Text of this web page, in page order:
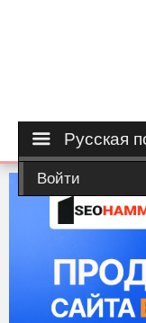
Русская
Войти